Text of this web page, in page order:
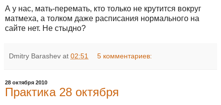
А у нас, мать-перемать, кто только не крутится вокруг
матмеха, а толком даже расписания нормального на
сайте нет. Не стыдно?
Dmitry Barashev at 02:51 5 комментариев:
28 октября 2010
Практика 28 октября